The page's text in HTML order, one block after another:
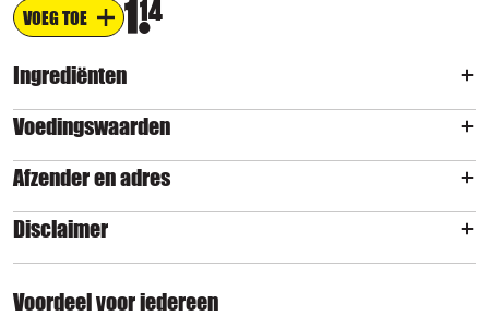
VOEG TOE 1 14
Ingrediënten
Voedingswaarden
Afzender en adres
Disclaimer
Voordeel voor iedereen